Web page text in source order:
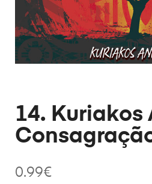
14. Kuriakos
0.99€